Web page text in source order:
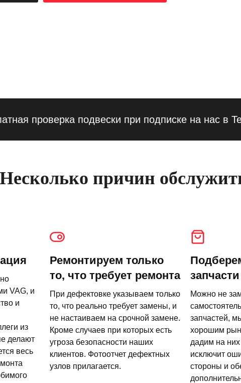
проверка подвески при подписке на нас в
Несколько причин
VAG, и
и
из
делают
весь
Ремонтируем только
то, что требует ремонта
При дефектовке указываем только
то, что реально требует замены, и
не настаиваем на срочной замене.
Кроме случаев при которых есть
угроза безопасности наших
клиентов. Фотоотчет дефектных
узлов прилагается.
запчасти
Можно не
запчастей,
хорошим
дадим на
исключит
стороны и